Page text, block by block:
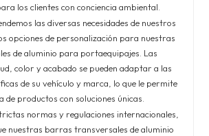
los clientes con conciencia ambiental.
las diversas necesidades de nuestros
opciones de personalización para nuestras
de aluminio para portaequipajes. Las
color y acabado se pueden adaptar a las
de su vehículo y marca, lo que le permite
productos con soluciones únicas.
normas y regulaciones internacionales,
nuestras barras transversales de aluminio